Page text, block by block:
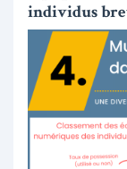
individus